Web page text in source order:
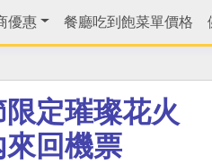
優惠 餐廳吃到飽菜單價格
定璀璨花火
回機票